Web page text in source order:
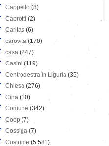
Cappello (8)
Caprotti (2)
Caritas (6)
carovita (170)
casa (247)
Casini (119)
Centrodestra in Liguria (35)
Chiesa (276)
Cina (10)
Comune (342)
Coop (7)
Cossiga (7)
Costume (5.581)